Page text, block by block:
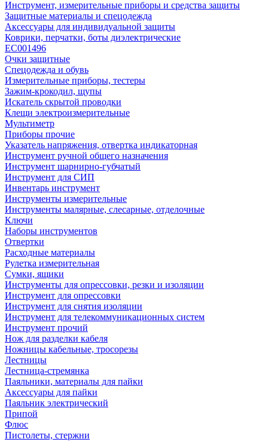
Инструмент, измерительные приборы и средства защиты
Защитные материалы и спецодежда
Аксессуары для индивидуальной защиты
Коврики, перчатки, боты диэлектрические
EC001496
Очки защитные
Спецодежда и обувь
Измерительные приборы, тестеры
Зажим-крокодил, щупы
Искатель скрытой проводки
Клещи электроизмерительные
Мультиметр
Приборы прочие
Указатель напряжения, отвертка индикаторная
Инструмент ручной общего назначения
Инструмент шарнирно-губчатый
Инструмент для СИП
Инвентарь инструмент
Инструменты измерительные
Инструменты малярные, слесарные, отделочные
Ключи
Наборы инструментов
Отвертки
Расходные материалы
Рулетка измерительная
Сумки, ящики
Инструменты для опрессовки, резки и изоляции
Инструмент для опрессовки
Инструмент для снятия изоляции
Инструмент для телекоммуникационных систем
Инструмент прочий
Нож для разделки кабеля
Ножницы кабельные, тросорезы
Лестницы
Лестница-стремянка
Паяльники, материалы для пайки
Аксессуары для пайки
Паяльник электрический
Припой
Флюс
Пистолеты, стержни